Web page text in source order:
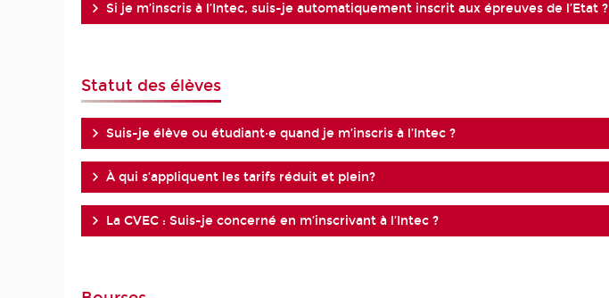
Si je m’inscris à l’Intec, suis-je automatiquement inscrit aux épreuves de l’Etat ?
Statut des élèves
Suis-je élève ou étudiant·e quand je m’inscris à l’Intec ?
À qui s’appliquent les tarifs réduit et plein?
La CVEC : Suis-je concerné en m’inscrivant à l’Intec ?